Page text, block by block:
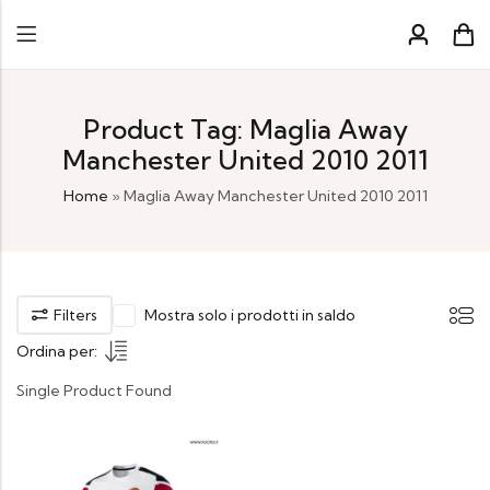
Product Tag: Maglia Away
Manchester United 2010 2011
Home » Maglia Away Manchester United 2010 2011
Filters
Mostra solo i prodotti in saldo
Ordina per:
Single Product Found